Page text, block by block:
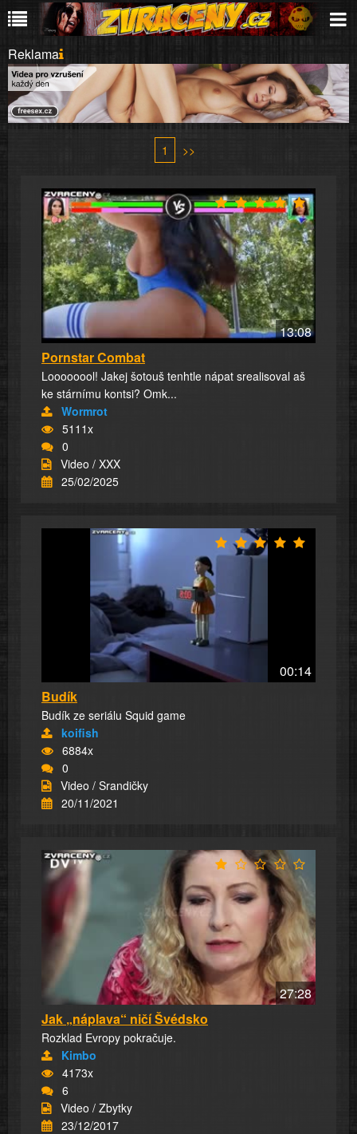
Reklama
1 >>
13:08
Pornstar Combat
Loooooool! Jakej šotouš tenhtle nápat srealisoval aš
ke stárnímu kontsi? Omk...
Wormrot
5111x
0
Video / XXX
25/02/2025
00:14
Budík
Budík ze seriálu Squid game
koifish
6884x
0
Video / Srandičky
20/11/2021
27:28
Jak „náplava“ ničí Švédsko
Rozklad Evropy pokračuje.
Kimbo
4173x
6
Video / Zbytky
23/12/2017